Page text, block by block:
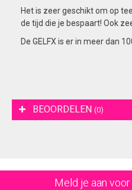
Het is zeer geschikt om op
de tijd die je bespaart! Ook
De GELFX is er in meer dan
BEOORDELEN (0)
Meld je aan